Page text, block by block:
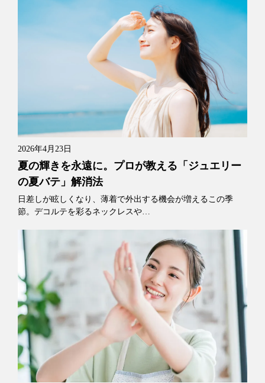
2026年4月23日
夏の輝きを永遠に。プロが教える「ジュエリー
の夏バテ」解消法
日差しが眩しくなり、薄着で外出する機会が増えるこの季
節。デコルテを彩るネックレスや…